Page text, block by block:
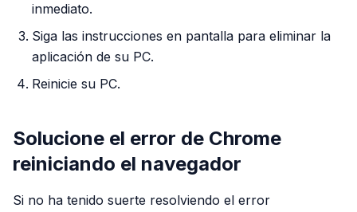
inmediato.
Siga las instrucciones en pantalla para eliminar la
aplicación de su PC.
Reinicie su PC.
Solucione el error de Chrome
reiniciando el navegador
Si no ha tenido suerte resolviendo el error